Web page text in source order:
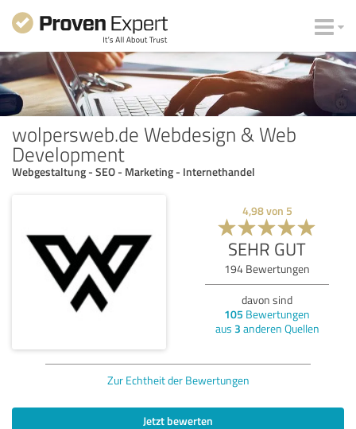
wolpersweb.de Webdesign & Web
Development
Webgestaltung - SEO - Marketing - Internethandel
4,98von 5
SEHR GUT
194 Bewertungen
davon sind
105 Bewertungen
aus 3 anderen Quellen
Zur Echtheit der Bewertungen
Jetzt bewerten